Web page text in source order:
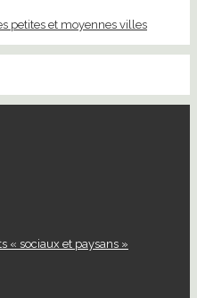
petites et moyennes villes
« sociaux et paysans »